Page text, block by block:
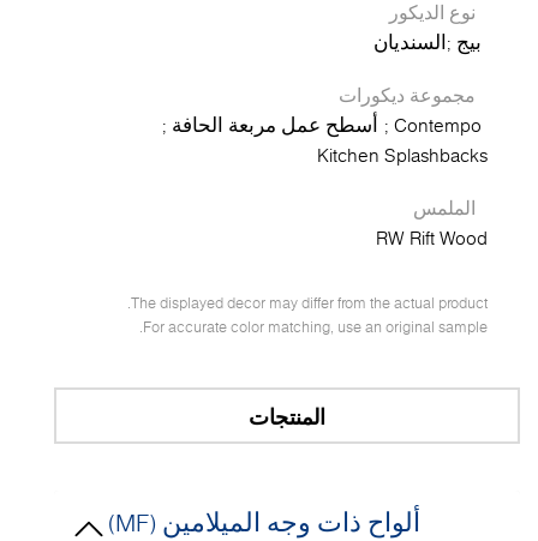
نوع الديكور
السنديان
مجموعة ديكورات
Contempo
أسطح عمل مربعة الحافة
Kitchen Splashbacks
الملمس
RW Rift Wood
The displayed decor may differ from the actual product.
For accurate color matching, use an original sample.
المنتجات
ألواح ذات وجه الميلامين (MF)